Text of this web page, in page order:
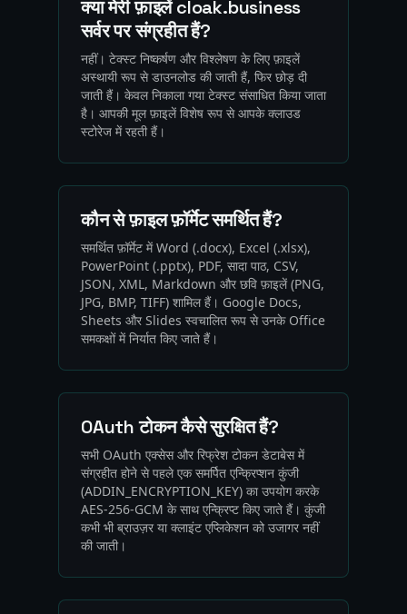
क्या मेरी फ़ाइलें cloak.business
सर्वर पर संग्रहीत हैं?
नहीं। टेक्स्ट निष्कर्षण और विश्लेषण के लिए फ़ाइलें
अस्थायी रूप से डाउनलोड की जाती हैं, फिर छोड़ दी
जाती हैं। केवल निकाला गया टेक्स्ट संसाधित किया जाता
है। आपकी मूल फ़ाइलें विशेष रूप से आपके क्लाउड
स्टोरेज में रहती हैं।
कौन से फ़ाइल फ़ॉर्मेट समर्थित हैं?
समर्थित फ़ॉर्मेट में Word (.docx), Excel (.xlsx),
PowerPoint (.pptx), PDF, सादा पाठ, CSV,
JSON, XML, Markdown और छवि फ़ाइलें (PNG,
JPG, BMP, TIFF) शामिल हैं। Google Docs,
Sheets और Slides स्वचालित रूप से उनके Office
समकक्षों में निर्यात किए जाते हैं।
OAuth टोकन कैसे सुरक्षित हैं?
सभी OAuth एक्सेस और रिफ्रेश टोकन डेटाबेस में
संग्रहीत होने से पहले एक समर्पित एन्क्रिप्शन कुंजी
(ADDIN_ENCRYPTION_KEY) का उपयोग करके
AES-256-GCM के साथ एन्क्रिप्ट किए जाते हैं। कुंजी
कभी भी ब्राउज़र या क्लाइंट एप्लिकेशन को उजागर नहीं
की जाती।